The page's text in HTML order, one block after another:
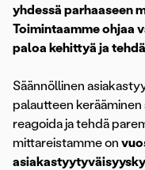
yhdessä parhaaseen
Toimintaamme ohjaa
paloa kehittyä ja
Säännöllinen
palautteen
reagoida ja tehdä
mittareistamme on